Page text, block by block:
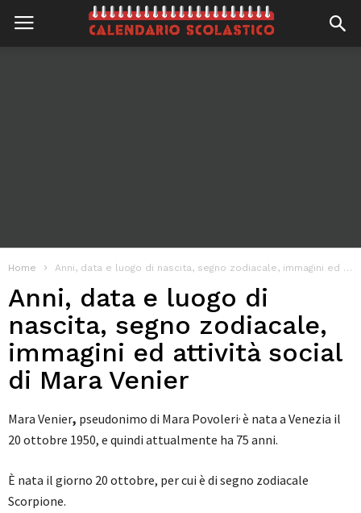
Home Anni, data e luogo di nascita, segno zodiacale, immagini ed attività social di Mara Venier
Anni, data e luogo di
nascita, segno zodiacale,
immagini ed attività social
di Mara Venier
Mara Venier, pseudonimo di Mara Povoleri, è nata a Venezia il
20 ottobre 1950, e quindi attualmente ha 75 anni.
È nata il giorno 20 ottobre, per cui è di segno zodiacale
Scorpione.